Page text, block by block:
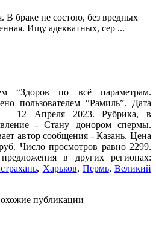
В браке не состою, без вредных
Ищу адекватных, сер ...
“Здоров по всё параметрам.
пользователем “Рамиль”. Дата
– 12 Апреля 2023. Рубрика, в
- Стану донором спермы.
автор сообщения - Казань. Цена
Число просмотров равно 2299.
в других регионах:
, Харьков, Пермь,Великий
публикации